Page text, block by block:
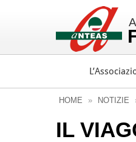
HOME » NOTIZIE
IL